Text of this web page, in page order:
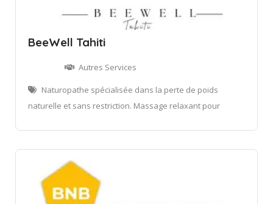
BeeWell Tahiti
Autres Services
Naturopathe spécialisée dans la perte de poids
naturelle et sans restriction. Massage relaxant pour